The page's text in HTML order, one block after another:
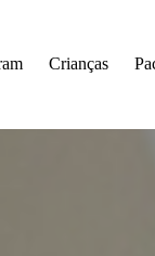
Crianças